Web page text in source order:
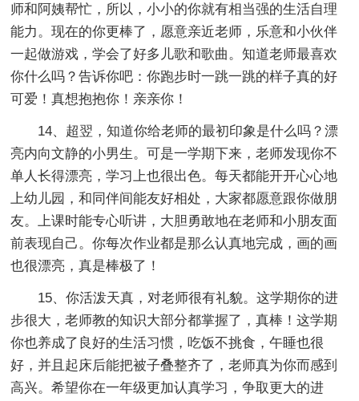
师和阿姨帮忙，所以，小小的你就有相当强的生活自理
能力。现在的你更棒了，愿意亲近老师，乐意和小伙伴
一起做游戏，学会了好多儿歌和歌曲。知道老师最喜欢
你什么吗？告诉你吧：你跑步时一跳一跳的样子真的好
可爱！真想抱抱你！亲亲你！
14、超翌，知道你给老师的最初印象是什么吗？漂
亮内向文静的小男生。可是一学期下来，老师发现你不
单人长得漂亮，学习上也很出色。每天都能开开心心地
上幼儿园，和同伴间能友好相处，大家都愿意跟你做朋
友。上课时能专心听讲，大胆勇敢地在老师和小朋友面
前表现自己。你每次作业都是那么认真地完成，画的画
也很漂亮，真是棒极了！
15、你活泼天真，对老师很有礼貌。这学期你的进
步很大，老师教的知识大部分都掌握了，真棒！这学期
你也养成了良好的生活习惯，吃饭不挑食，午睡也很
好，并且起床后能把被子叠整齐了，老师真为你而感到
高兴。希望你在一年级更加认真学习，争取更大的进